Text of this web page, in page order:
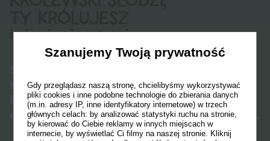
niemarnowanie! Proste zmiany w
kuchni mogą dać składnikom
drugie życie i jeszcze więcej smaku.
Szanujemy Twoją prywatność
Gdy przeglądasz naszą stronę, chcielibyśmy wykorzystywać
pliki cookies i inne podobne technologie do zbierania danych
(m.in. adresy IP, inne identyfikatory internetowe) w trzech
głównych celach: by analizować statystyki ruchu na stronie,
by kierować do Ciebie reklamy w innych miejscach w
internecie, by wyświetlać Ci filmy na naszej stronie. Kliknij